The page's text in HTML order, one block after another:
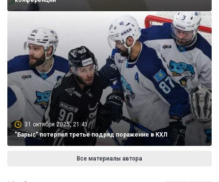
31 октября 2025, 21:41
"Барыс" потерпел третье подряд поражение в КХЛ
Все материалы автора